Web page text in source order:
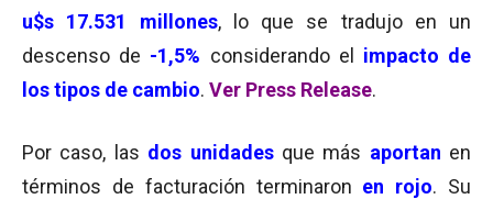
u$s 17.531
millones, lo que se tradujo en un
descenso de -1,5% considerando el impacto de
los tipos de cambio. Ver Press Release.
Por caso, las dos unidades que más aportan en
términos de facturación terminaron en rojo. Su